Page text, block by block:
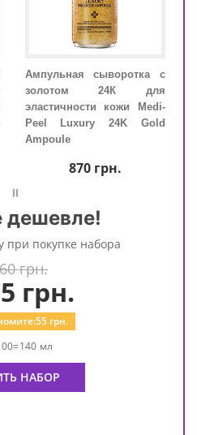
Ампульная сыворотка с
золотом 24К для
эластичности кожи Medi-
Peel Luxury 24K Gold
Ampoule
870грн.
=
дешевле!
при покупке набора
грн.
грн.
55грн.
мл
НАБОР